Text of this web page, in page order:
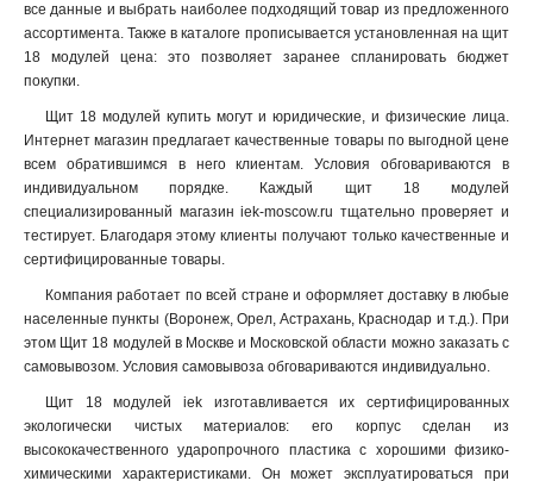
все данные и выбрать наиболее подходящий товар из предложенного
ассортимента. Также в каталоге прописывается установленная на щит
18 модулей цена: это позволяет заранее спланировать бюджет
покупки.
Щит 18 модулей купить могут и юридические, и физические лица.
Интернет магазин предлагает качественные товары по выгодной цене
всем обратившимся в него клиентам. Условия обговариваются в
индивидуальном порядке. Каждый щит 18 модулей
специализированный магазин iek-moscow.ru тщательно проверяет и
тестирует. Благодаря этому клиенты получают только качественные и
сертифицированные товары.
Компания работает по всей стране и оформляет доставку в любые
населенные пункты (Воронеж, Орел, Астрахань, Краснодар и т.д.). При
этом Щит 18 модулей в Москве и Московской области можно заказать с
самовывозом. Условия самовывоза обговариваются индивидуально.
Щит 18 модулей iek изготавливается их сертифицированных
экологически чистых материалов: его корпус сделан из
высококачественного ударопрочного пластика с хорошими физико-
химическими характеристиками. Он может эксплуатироваться при